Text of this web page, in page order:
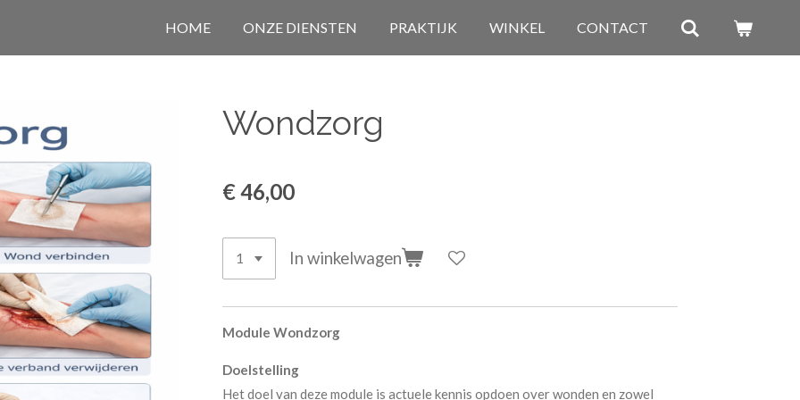
HOME ONZE DIENSTEN PRAKTIJK WINKEL CONTACT
Wondzorg
€ 46,00
In winkelwagen
Module Wondzorg
Doelstelling
Het doel van deze module is actuele kennis opdoen over wonden en zowel